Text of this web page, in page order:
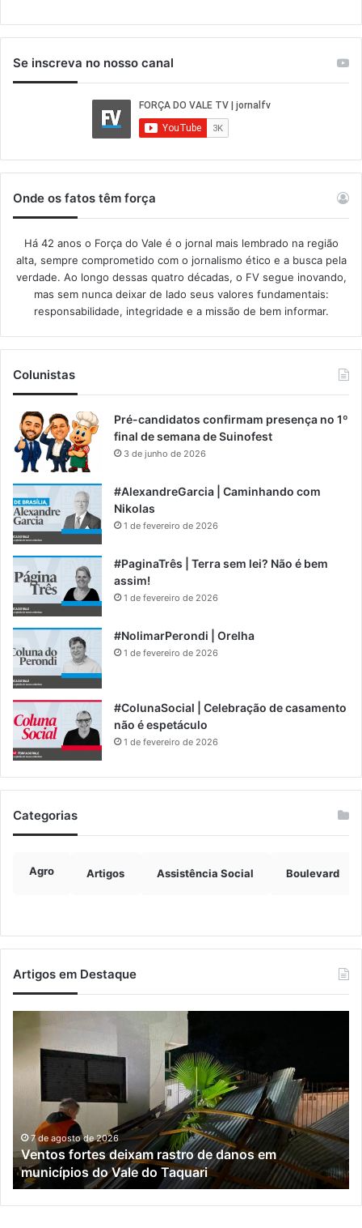
Se inscreva no nosso canal
Onde os fatos têm força
Há 42 anos o Força do Vale é o jornal mais lembrado na região
alta, sempre comprometido com o jornalismo ético e a busca pela
verdade. Ao longo dessas quatro décadas, o FV segue inovando,
mas sem nunca deixar de lado seus valores fundamentais:
responsabilidade, integridade e a missão de bem informar.​
Colunistas
Pré-candidatos confirmam presença no 1º
final de semana de Suinofest
3 de junho de 2026
#AlexandreGarcia | Caminhando com
Nikolas
1 de fevereiro de 2026
#PaginaTrês | Terra sem lei? Não é bem
assim!
1 de fevereiro de 2026
#NolimarPerondi | Orelha
1 de fevereiro de 2026
#ColunaSocial | Celebração de casamento
não é espetáculo
1 de fevereiro de 2026
Categorias
Agro Artigos Assistência Social Boulevard
Artigos em Destaque
deixam
rastro
danos
municípios
do
Vale
do
Taquari
7 de agosto de 2026
Ventos fortes deixam rastro de danos em
municípios do Vale do Taquari
e
de